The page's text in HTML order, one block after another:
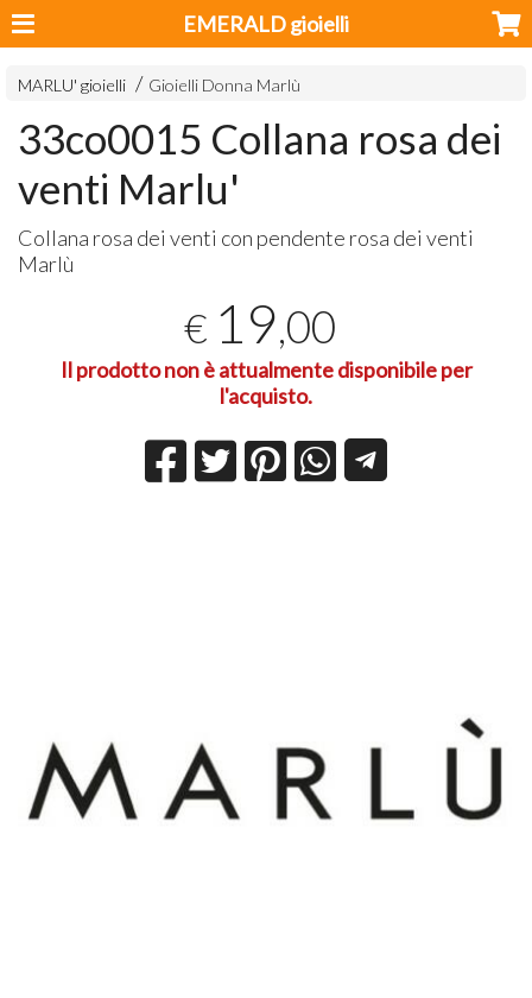
EMERALD gioielli
MARLU' gioielli Gioielli Donna Marlù
33co0015 Collana rosa dei
venti Marlu'
Collana rosa dei venti con pendente rosa dei venti
Marlù
€ 19,00
Il prodotto non è attualmente disponibile per
l'acquisto.